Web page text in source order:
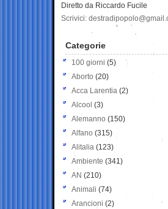
Diretto da Riccardo Fucile
Scrivici:
Categorie
100 giorni (5)
Aborto (20)
Acca Larentia (2)
Alcool (3)
Alemanno (150)
Alfano (315)
Alitalia (123)
Ambiente (341)
AN (210)
Animali (74)
Arancioni (2)